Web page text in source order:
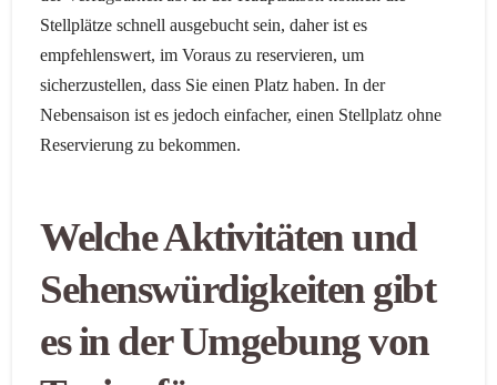
Stellplätze schnell ausgebucht sein, daher ist es
empfehlenswert, im Voraus zu reservieren, um
sicherzustellen, dass Sie einen Platz haben. In der
Nebensaison ist es jedoch einfacher, einen Stellplatz ohne
Reservierung zu bekommen.
Welche Aktivitäten und
Sehenswürdigkeiten gibt
es in der Umgebung von